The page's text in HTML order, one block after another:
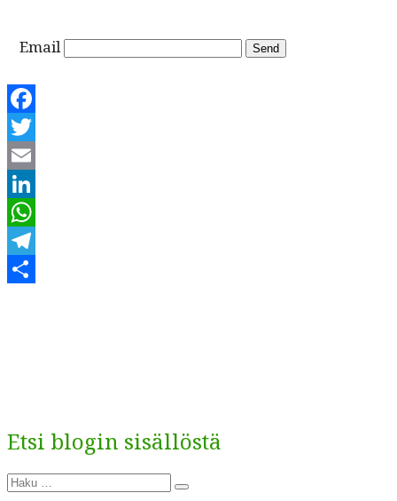
Email
Facebook
Twitter
Email
LinkedIn
WhatsApp
Telegram
Etsi blogin sisällöstä
Etsi:
Haku